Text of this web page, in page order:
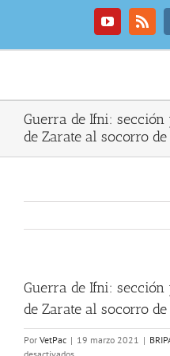
YouTubeRss
Guerra de Ifni: sección
de Zarate al socorro de
Guerra de Ifni: sección
de Zarate al socorro de
Por VetPac | 19 marzo 2021 |
en